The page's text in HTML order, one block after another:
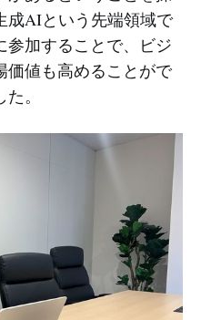
成AIという先端領域で
参加することで、ビジ
価値も高めることがで
。